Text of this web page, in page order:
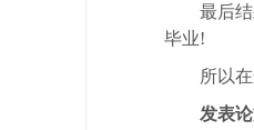
最后
毕业!
所以
发表